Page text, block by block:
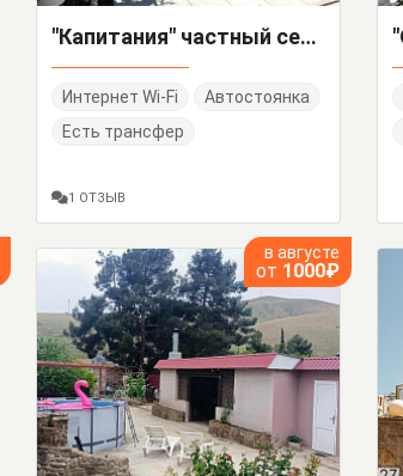
"Капитания" частный сектор
Интернет Wi-Fi
Автостоянка
Есть трансфер
1 ОТЗЫВ
в августе
от 1000₽